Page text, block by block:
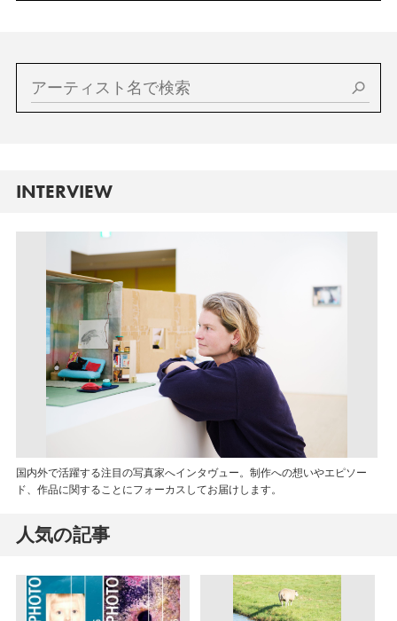
INTERVIEW
国内外で活躍する注目の写真家へインタヴュー。制作への想いやエピソー
ド、作品に関することにフォーカスしてお届けします。
人気の記事